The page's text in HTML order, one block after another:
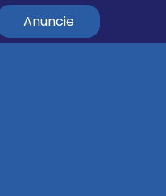
Anuncie